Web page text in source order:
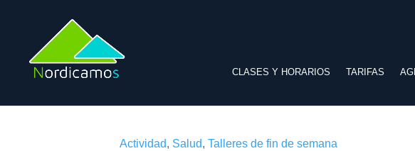
CLASES Y HORARIOS TARIFAS
Actividad, Salud, Talleres de fin de semana